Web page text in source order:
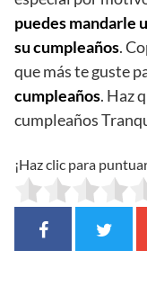
puedes mandarle
su cumpleaños.
que más te guste
cumpleaños. Haz
cumpleaños
¡Haz clic para